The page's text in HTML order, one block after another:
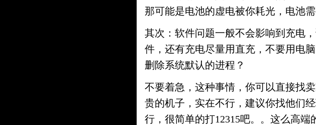
那可能是电池的虚电被你耗光，电池需
其次：软件问题一般不会影响到充电
件，还有充电尽量用直充，不要用电
删除系统默认的进程？
不要着急，这种事情，你可以直接找
贵的机子，实在不行，建议你找他们
行，很简单的打12315吧。。这么高端